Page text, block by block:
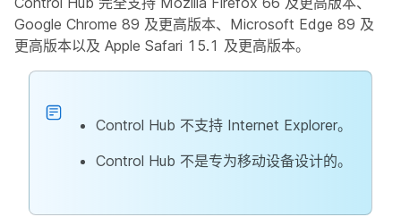
Google Chrome 89 及更高版本、Microsoft Edge 89 及
更高版本以及 Apple Safari 15.1 及更高版本。
Control Hub 不支持 Internet Explorer。
Control Hub 不是专为移动设备设计的。